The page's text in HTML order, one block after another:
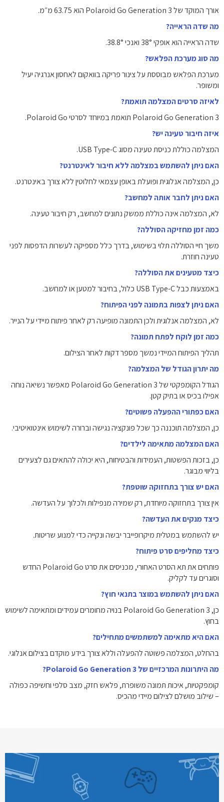
אורך המוקד של Polaroid Go Generation 3 הוא 63.75 מ״מ.
מה שדה הראייה?
שדה הראייה הוא אופקי 38° ואנכי 38.8°.
מה סוג מערכת הפלאש?
מערכת הפלאש מבוססת על צינור פריקה בוואקום לאחסון אנרגיה יעיל
ומשופר.
לאיזה סרטים המצלמה תואמת?
Polaroid Go Generation 3 תואמת במיוחד לסרטי Polaroid Go.
איזה חיבור טעינה יש?
המצלמה כוללת כניסת טעינה מסוג USB Type-C.
האם ניתן להשתמש במצלמה ללא חיבור לאינטרנט?
כן, המצלמה אנלוגית ופועלת באופן עצמאי לחלוטין ללא צורך באינטרנט.
האם ניתן לחבר אותה למחשב?
לא, המצלמה אינה כוללת ממשק נתונים למחשב, רק חיבור טעינה.
כמה זמן מחזיקה הסוללה?
משך חיי הסוללה תלוי בשימוש, בדרך כלל מספיקה לעשרות הדפסות לפני
טעינה חוזרת.
כיצד מטעינים את הסוללה?
באמצעות כבל USB Type-C כלול, בחיבור למטען או למחשב.
האם ניתן לצפות בתמונה לפני הפיתוח?
לא, המצלמה אנלוגית ולכן התמונה מופיעה רק לאחר פיתוח מיידי על הנייר.
כמה זמן לוקח לפתח תמונה?
תהליך הפיתוח המיידי נמשך מספר דקות לאחר הצילום.
מה יתרון הגודל של המצלמה?
הגודל הקומפקטי של Polaroid Go Generation 3 מאפשר נשיאה נוחה
אפילו בכיס או בתיק קטן.
האם כפתורי ההפעלה פשוטים?
כן, המצלמה תוכננה כך שכל פונקציה נגישה וברורה לשימוש אינטואיטיבי.
האם המצלמה מתאימה לילדים?
כן, בזכות הפשטות, העמידות והבטיחות, היא יכולה להתאים גם לצעירים
בליווי מבוגר.
האם יש צורך בתחזוקה שוטפת?
אין צורך בתחזוקה מיוחדת, רק שמירה מנפילות ולכלוך על העדשה.
כיצד מנקים את העדשה?
יש להשתמש במטלית מיקרופייבר יבשה ונקייה כדי למנוע שריטות.
כיצד מחליפים סרט פיתוח?
פותחים את תא הסרט האחורי, מכניסים את סרט Polaroid Go החדש
וסוגרים עד לקליק.
האם ניתן להשתמש במוצר בתנאי חוץ?
כן, Polaroid Go Generation 3 בנויה מחומרים עמידים ומתאימה לשימוש
בחוץ.
האם היא מתאימה למשתמשים מתחילים?
בהחלט, המצלמה פשוטה להפעלה וללא צורך בידע מוקדם בצילום אנלוגי.
מה היתרונות המרכזיים של Polaroid Go Generation 3?
קומפקטיות, איכות תמונה משופרת, פלאש חזק, מצב סלפי וחשיפה כפולה
– שילוב מושלם לצילום מיידי מהכיס.